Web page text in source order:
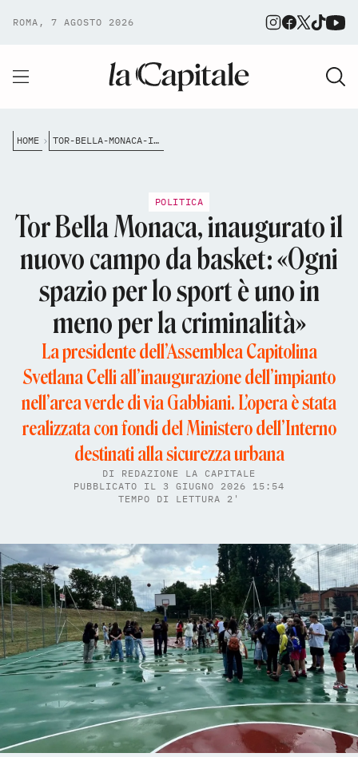
ROMA, 7 AGOSTO 2026
HOME TOR-BELLA-MONACA-INAUGURATO-IL-NUOVO-CAMPO-DA-BASKET-OGNI-SPAZIO-PER-LO-SPORT-%C3%A8-UNO-IN-MENO-PER-LA-CRIMINALIT%C3%A0
POLITICA
Tor Bella Monaca, inaugurato il
nuovo campo da basket: «Ogni
spazio per lo sport è uno in
meno per la criminalità»
La presidente dell’Assemblea Capitolina
Svetlana Celli all’inaugurazione dell’impianto
nell’area verde di via Gabbiani. L’opera è stata
realizzata con fondi del Ministero dell’Interno
destinati alla sicurezza urbana
DI REDAZIONE LA CAPITALE
PUBBLICATO IL 3 GIUGNO 2026 15:54
TEMPO DI LETTURA 2'